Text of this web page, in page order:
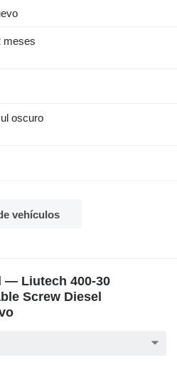
meses
oscuro
vehículos
— Liutech 400-30
Screw Diesel